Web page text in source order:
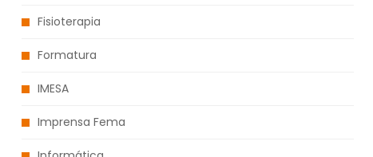
Fisioterapia
Formatura
IMESA
Imprensa Fema